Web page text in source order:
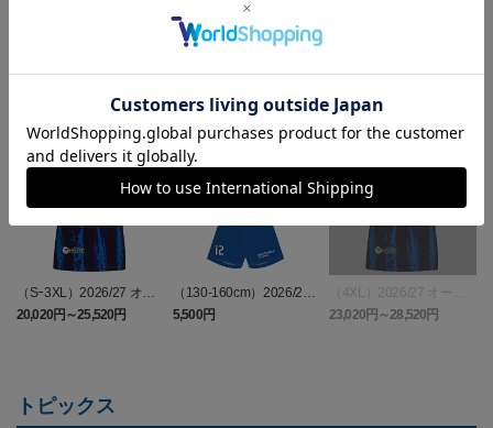
（Sｰ3XL）2026/27 オー
センティックユニフォー
ム FP 1st
20,020円～25,520円
（130-160cm）2026/27
キッズユニフォーム FP1s
5,500円
（4XL）2026/27 オーセ
ンティックユニフォーム
FP 1st
23,020円～28,520円
トピックス